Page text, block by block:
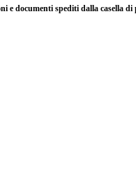
e documenti spediti dalla casella di